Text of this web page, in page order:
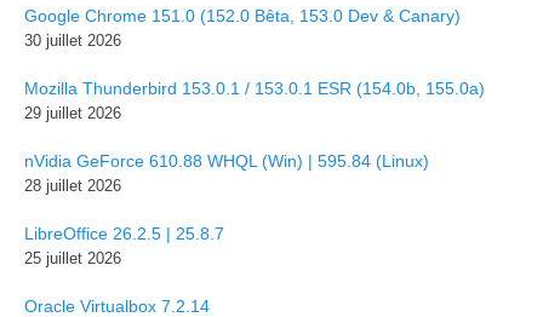
Google Chrome 151.0 (152.0 Bêta, 153.0 Dev & Canary)
30 juillet 2026
Mozilla Thunderbird 153.0.1 / 153.0.1 ESR (154.0b, 155.0a)
29 juillet 2026
nVidia GeForce 610.88 WHQL (Win) | 595.84 (Linux)
28 juillet 2026
LibreOffice 26.2.5 | 25.8.7
25 juillet 2026
Oracle Virtualbox 7.2.14